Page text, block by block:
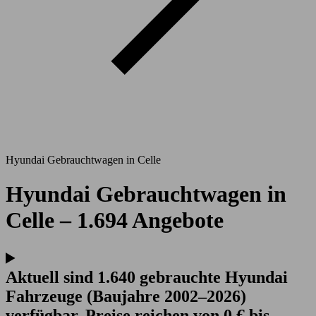
Hyundai Gebrauchtwagen in Celle
Hyundai Gebrauchtwagen in
Celle – 1.694 Angebote
Aktuell sind 1.640 gebrauchte Hyundai
Fahrzeuge (Baujahre 2002–2026)